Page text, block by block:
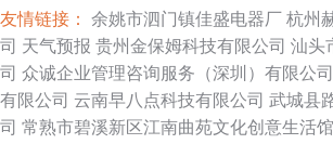
友情链接： 余姚市泗门镇佳盛电器厂 杭州
司 天气预报 贵州金保姆科技有限公司 汕头
司 众诚企业管理咨询服务（深圳）有限公司
有限公司 云南早八点科技有限公司 武城县
司 常熟市碧溪新区江南曲苑文化创意生活馆